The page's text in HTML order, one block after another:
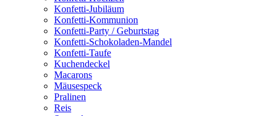
Konfetti-Jubiläum
Konfetti-Kommunion
Konfetti-Party / Geburtstag
Konfetti-Schokoladen-Mandel
Konfetti-Taufe
Kuchendeckel
Macarons
Mäusespeck
Pralinen
Reis